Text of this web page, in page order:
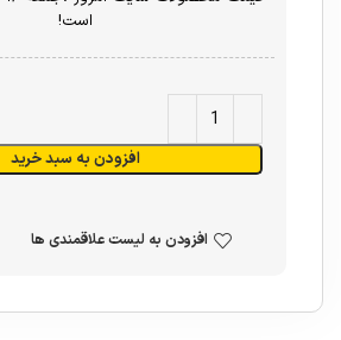
است!
افزودن به سبد خرید
افزودن به لیست علاقمندی ها